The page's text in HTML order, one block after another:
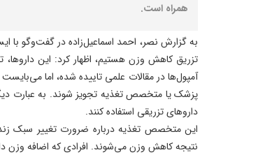
همراه است.
به گزارش نصر، احمد اسماعیل‌زاده در گفت‌وگو با
تزریق کاهش وزن هستیم، اظهار کرد: این
آمپول‌ها در مقالات علمی تاییده شده، اما
پزشک یا متخصص تغذیه تجویز شوند. به عبارت
داروهای تزریقی استفاده کنند.
این متخصص تغذیه درباره ضرورت تغییر سبک
نتیجه کاهش وزن می‌شوند. افرادی که اضافه وزن